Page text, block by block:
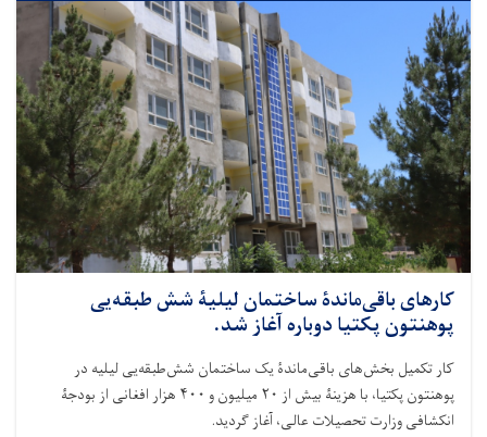
کارهای باقی‌ماندۀ ساختمان لیلیۀ شش طبقه‌یی
پوهنتون پکتیا دوباره آغاز شد.
کار تکمیل بخش‌های باقی‌ماندۀ یک ساختمان شش‌طبقه‌یی لیلیه در
پوهنتون پکتیا، با هزینۀ بیش از ۲۰ میلیون و ۴۰۰ هزار افغانی از بودجۀ
انکشافی وزارت تحصیلات عالی، آغاز گردید.